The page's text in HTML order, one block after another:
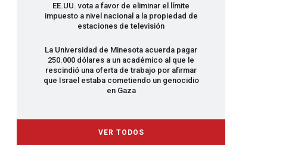
EE.UU. vota a favor de eliminar el límite
impuesto a nivel nacional a la propiedad de
estaciones de televisión
La Universidad de Minesota acuerda pagar
250.000 dólares a un académico al que le
rescindió una oferta de trabajo por afirmar
que Israel estaba cometiendo un genocidio
en Gaza
VER TODOS